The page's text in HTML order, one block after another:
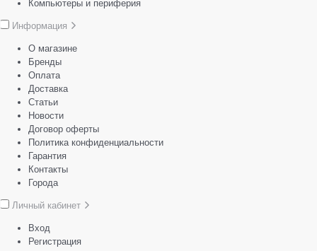
Компьютеры и периферия
Информация
О магазине
Бренды
Оплата
Доставка
Статьи
Новости
Договор оферты
Политика конфиденциальности
Гарантия
Контакты
Города
Личный кабинет
Вход
Регистрация